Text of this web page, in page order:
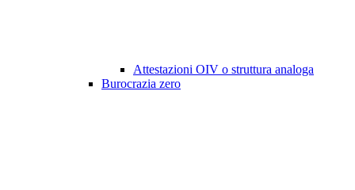
Attestazioni OIV o struttura analoga
Burocrazia zero